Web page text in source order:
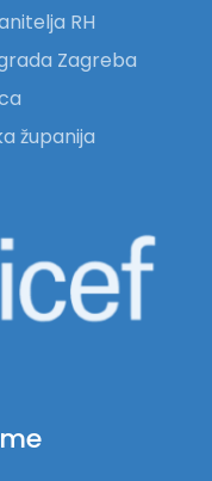
RH
Zagreba
županija